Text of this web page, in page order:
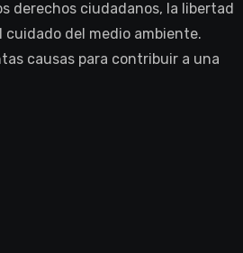
derechos ciudadanos, la libertad
cuidado del medio ambiente.
causas para contribuir a una